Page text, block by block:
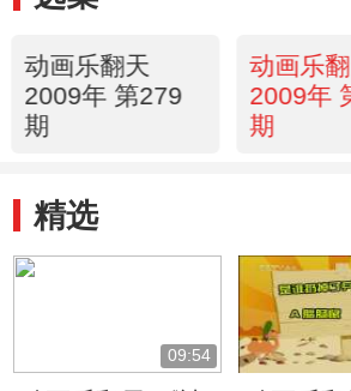
动画乐翻天
2009年 第279
期
动画乐
2009年
期
精选
09:54